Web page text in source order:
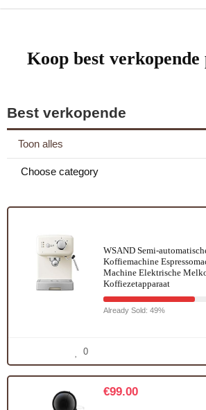
Koop best
Best verkopende
Toon alles
Choose category
WSAND Semi-
Koffiemachine
Machine Elektrische
Koffiezetapparaat
Already Sold: 49%
0
€99.00